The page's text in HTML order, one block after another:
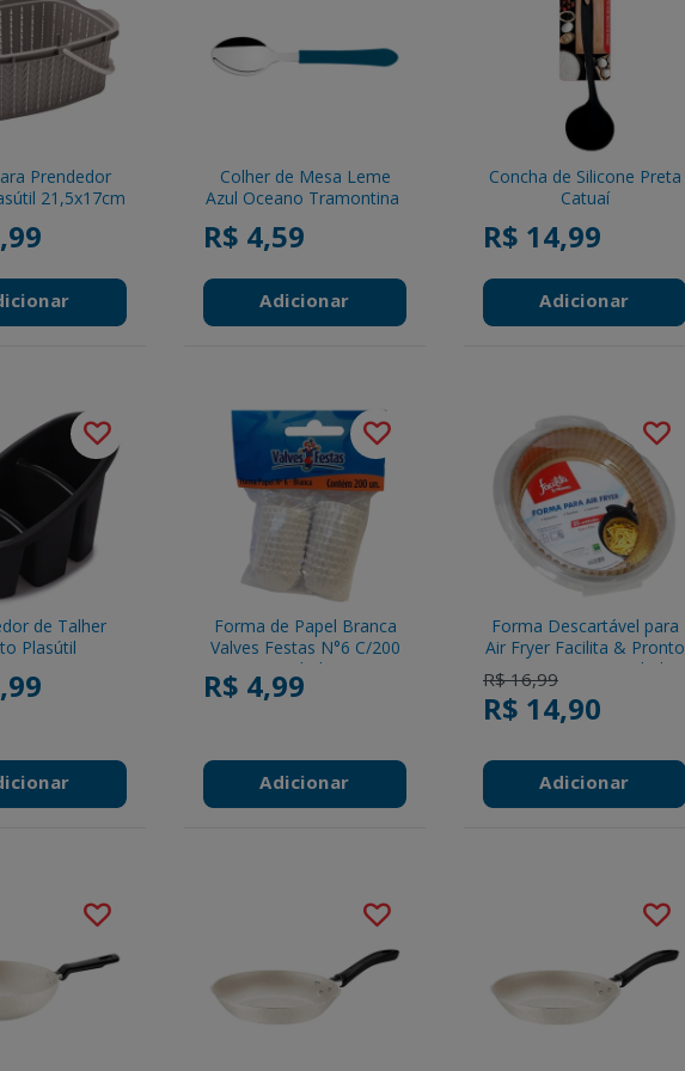
Prendedor
21,5x17cm
Colher de Mesa Leme
Azul Oceano Tramontina
R$ 4,59
Adicionar
Concha de Silicone Preta
Catuaí
R$ 14,99
Adicionar
de Talher
Plasútil
Forma de Papel Branca
Valves Festas N°6 C/200
Unidades
R$ 4,99
Adicionar
Forma Descartável para
Air Fryer Facilita & Pronto
16x4,5cm C/25 Unidades
Price reduced from
R$ 16,99to
R$ 14,90
Adicionar